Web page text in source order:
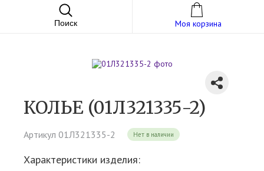
Поиск Моя корзина
КОЛЬЕ (01Л321335-2)
Артикул 01Л321335-2 Нет в наличии
Характеристики изделия: